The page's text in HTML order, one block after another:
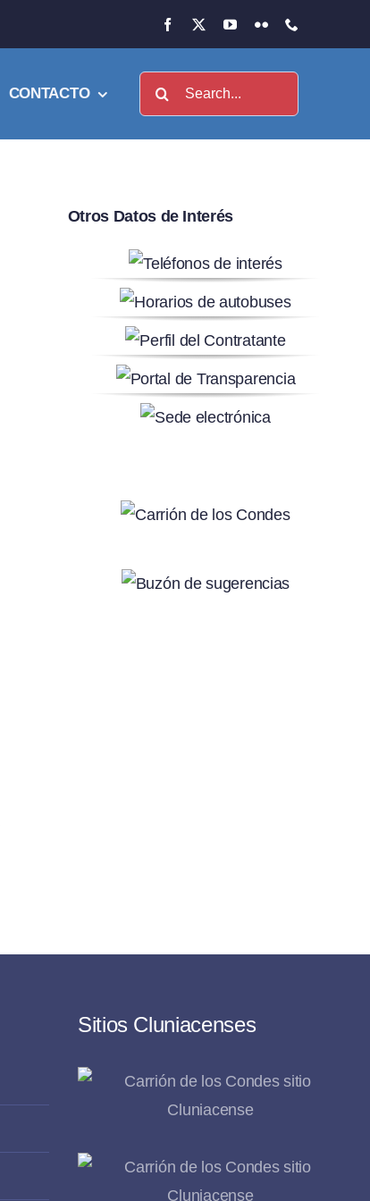
CONTACTO Buscar:
Otros Datos de Interés
Sitios Cluniacenses